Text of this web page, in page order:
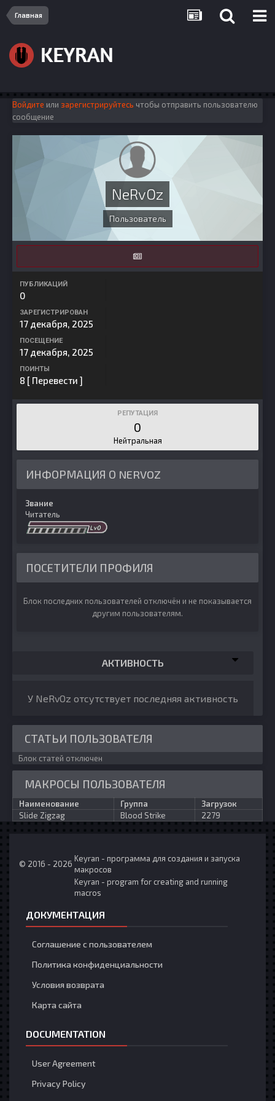
Главная
Войдите или зарегистрируйтесь чтобы отправить пользователю
сообщение
NeRvOz
Пользователь
ПУБЛИКАЦИЙ
0
ЗАРЕГИСТРИРОВАН
17 декабря, 2025
ПОСЕЩЕНИЕ
17 декабря, 2025
ПОИНТЫ
8 [ Перевести ]
РЕПУТАЦИЯ
0
Нейтральная
ИНФОРМАЦИЯ О NERVOZ
Звание
Читатель
ПОСЕТИТЕЛИ ПРОФИЛЯ
Блок последних пользователей отключён и не показывается
другим пользователям.
АКТИВНОСТЬ
У NeRvOz отсутствует последняя активность
СТАТЬИ ПОЛЬЗОВАТЕЛЯ
Блок статей отключен
МАКРОСЫ ПОЛЬЗОВАТЕЛЯ
Наименование Группа
Загрузок
Slide Zigzag
Blood Strike 2279
© 2016 - 2026
Keyran - программа для создания и запуска
макросов
Keyran - program for creating and running
macros
ДОКУМЕНТАЦИЯ
Соглашение с пользователем
Политика конфиденциальности
Условия возврата
Карта сайта
DOCUMENTATION
User Agreement
Privacy Policy